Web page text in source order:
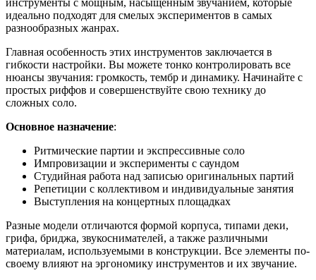
идеально подходят для смелых экспериментов в самых
разнообразных жанрах.
Главная особенность этих инструментов заключается в
гибкости настройки. Вы можете тонко контролировать все
нюансы звучания: громкость, тембр и динамику. Начинайте с
простых риффов и совершенствуйте свою технику до
сложных соло.
Основное назначение:
Ритмические партии и экспрессивные соло
Импровизации и эксперименты с саундом
Студийная работа над записью оригинальных партий
Репетиции с коллективом и индивидуальные занятия
Выступления на концертных площадках
Разные модели отличаются формой корпуса, типами деки,
грифа, бриджа, звукоснимателей, а также различными
материалам, используемыми в конструкции. Все элементы по-
своему влияют на эргономику инструментов и их звучание.